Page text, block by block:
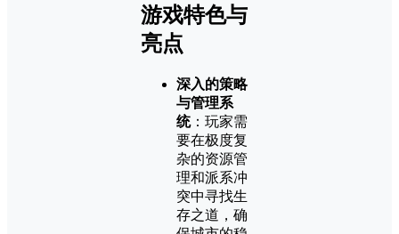
游戏特色与
亮点
深入的策略
与管理系
统：玩家需
要在极度复
杂的资源管
理和派系冲
突中寻找生
存之道，确